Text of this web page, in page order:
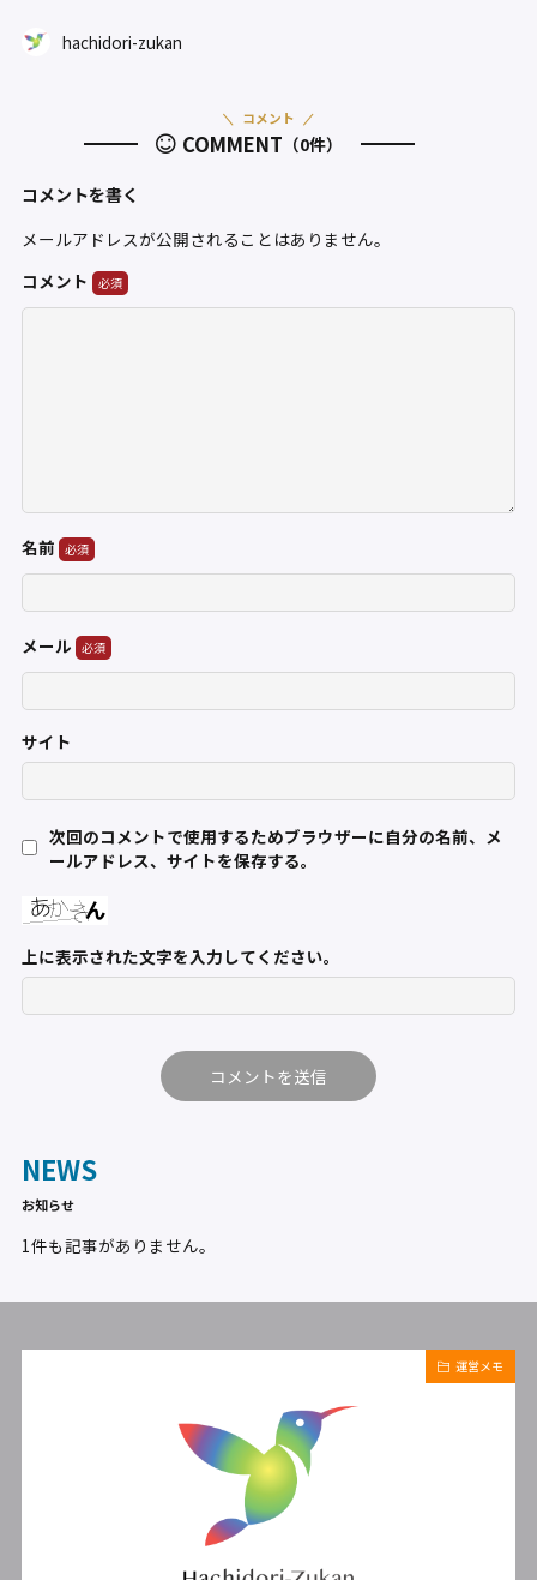
hachidori-zukan
COMMENT （0件）
コメント
コメントを書く
メールアドレスが公開されることはありません。
コメント
名前
メール
サイト
次回のコメントで使用するためブラウザーに自分の名前、メ
ールアドレス、サイトを保存する。
上に表示された文字を入力してください。
NEWS
お知らせ
1件も記事がありません。
運営メモ